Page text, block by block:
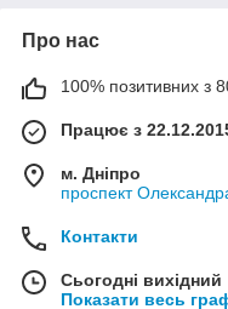
Про нас
100% позитивних з
Працює з
м. Дніпро
проспект
Контакти
Сьогодні вихідний
Показати весь